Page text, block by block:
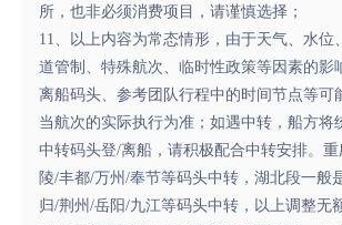
所，也非必须消费项目，请谨慎选择；
11、以上内容为常态情形，由于天气、水位
道管制、特殊航次、临时性政策等因素的影
离船码头、参考团队行程中的时间节点等可
当航次的实际执行为准；如遇中转，船方将
中转码头登/离船，请积极配合中转安排。
陵/丰都/万州/奉节等码头中转，湖北段一般
归/荆州/岳阳/九江等码头中转，以上调整无